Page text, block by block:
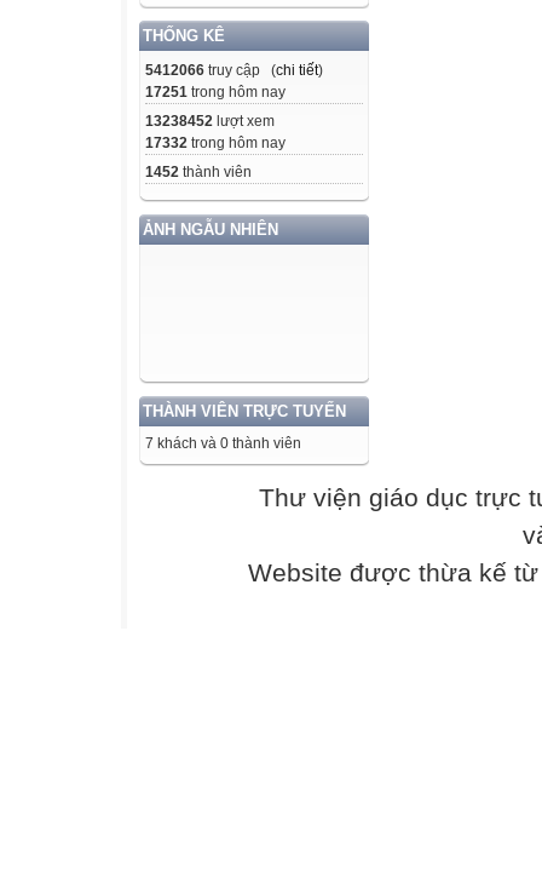
THỐNG KÊ
5412066 truy cập (chi tiết)
17251 trong hôm nay
13238452 lượt xem
17332 trong hôm nay
1452 thành viên
ẢNH NGẪU NHIÊN
THÀNH VIÊN TRỰC TUYẾN
7 khách và 0 thành viên
yêu cầu
Giám đốc các
dân các
xã, phường,
Thư viện giáo dục trực
Website được thừa kế